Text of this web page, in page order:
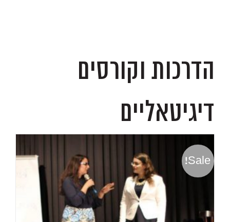
הדרכות וקורסים
דיגיטאליים
Sale!